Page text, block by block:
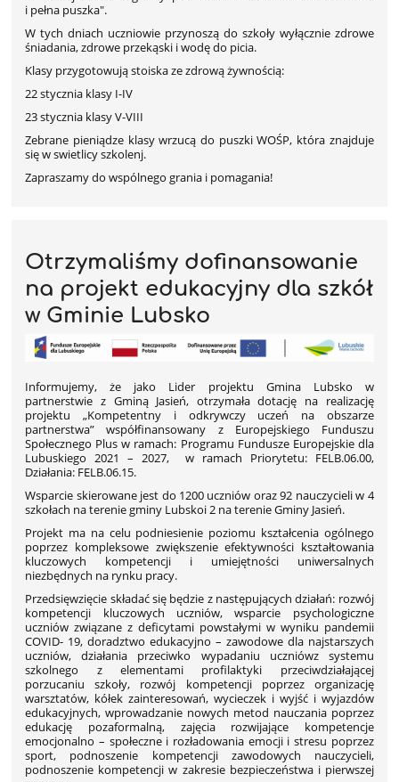
i pełna puszka".
W tych dniach uczniowie przynoszą do szkoły wyłącznie zdrowe
śniadania, zdrowe przekąski i wodę do picia.
Klasy przygotowują stoiska ze zdrową żywnością:
22 stycznia klasy I-IV
23 stycznia klasy V-VIII
Zebrane pieniądze klasy wrzucą do puszki WOŚP, która znajduje
się w swietlicy szkolenj.
Zapraszamy do wspólnego grania i pomagania!
Otrzymaliśmy dofinansowanie
na projekt edukacyjny dla szkół
w Gminie Lubsko
Informujemy, że jako Lider projektu Gmina Lubsko w
partnerstwie z Gminą Jasień, otrzymała dotację na realizację
projektu „Kompetentny i odkrywczy uczeń na obszarze
partnerstwa” współfinansowany z Europejskiego Funduszu
Społecznego Plus w ramach: Programu Fundusze Europejskie dla
Lubuskiego 2021 – 2027, w ramach Priorytetu: FELB.06.00,
Działania: FELB.06.15.
Wsparcie skierowane jest do 1200 uczniów oraz 92 nauczycieli w 4
szkołach na terenie gminy Lubskoi 2 na terenie Gminy Jasień.
Projekt ma na celu podniesienie poziomu kształcenia ogólnego
poprzez kompleksowe zwiększenie efektywności kształtowania
kluczowych kompetencji i umiejętności uniwersalnych
niezbędnych na rynku pracy.
Przedsięwzięcie składać się będzie z następujących działań: rozwój
kompetencji kluczowych uczniów, wsparcie psychologiczne
uczniów związane z deficytami powstałymi w wyniku pandemii
COVID- 19, doradztwo edukacyjno – zawodowe dla najstarszych
uczniów, działania przeciwko wypadaniu uczniówz systemu
szkolnego z elementami profilaktyki przeciwdziałającej
porzucaniu szkoły, rozwój kompetencji poprzez organizację
warsztatów, kółek zainteresowań, wycieczek i wyjść i wyjazdów
edukacyjnych, wprowadzanie nowych metod nauczania poprzez
edukację pozaformalną, zajęcia rozwijające kompetencje
emocjonalno – społeczne i rozładowania emocji i stresu poprzez
sport, podnoszenie kompetencji zawodowych nauczycieli,
podnoszenie kompetencji w zakresie bezpieczeństwa i pierwszej